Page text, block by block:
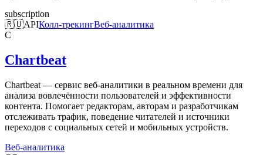
subscription
🇷🇺APIКолл-трекингВеб-аналитика
C
Chartbeat
Chartbeat — сервис веб-аналитики в реальном времени для
анализа вовлечённости пользователей и эффективности
контента. Помогает редакторам, авторам и разработчикам
отслеживать трафик, поведение читателей и источники
переходов с социальных сетей и мобильных устройств.
Веб-аналитика